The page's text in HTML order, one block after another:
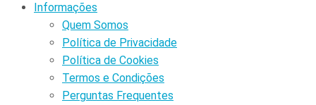
Informações
Quem Somos
Política de Privacidade
Política de Cookies
Termos e Condições
Perguntas Frequentes